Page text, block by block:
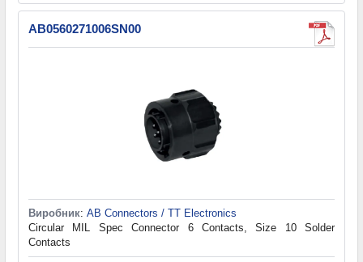
AB0560271006SN00
Виробник: AB Connectors / TT Electronics
Circular MIL Spec Connector 6 Contacts, Size 10 Solder
Contacts